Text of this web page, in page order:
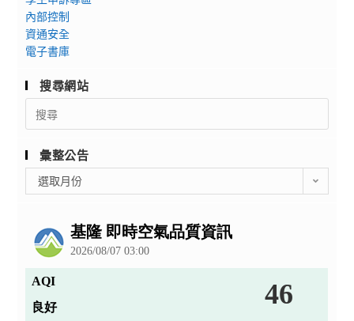
內部控制
資通安全
電子書庫
搜尋網站
Search
for:
彙整公告
整
選取月份